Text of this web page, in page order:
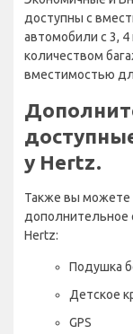
доступны с
автомобили с 3,
количеством
вместимостью
у Hertz.
Также вы
дополнительное
Hertz:
Подушка
Детское
GPS